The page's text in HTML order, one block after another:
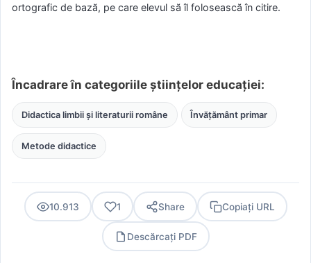
ortografic de bază, pe care elevul să îl folosească în citire.
Încadrare în categoriile științelor educației:
Didactica limbii și literaturii române Învățământ primar
Metode didactice
10.913 1 Share Copiați URL
Descărcați PDF